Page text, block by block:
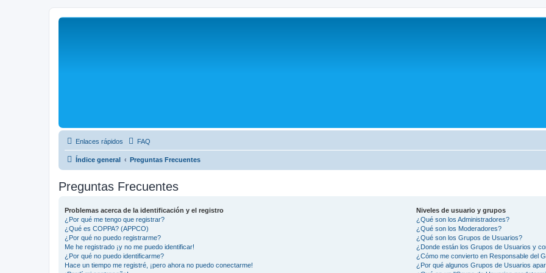
Enlaces rápidos FAQ
Índice general Preguntas Frecuentes
Preguntas Frecuentes
Problemas acerca de la identificación y el registro
¿Por qué me tengo que registrar?
¿Qué es COPPA? (APPCO)
¿Por qué no puedo registrarme?
Me he registrado ¡y no me puedo identificar!
¿Por qué no puedo identificarme?
Hace un tiempo me registré, ¡pero ahora no puedo conectarme!
Niveles de usuario y grupos
¿Qué son los Administradores?
¿Qué son los Moderadores?
¿Qué son los Grupos de Usuarios?
¿Donde están los Grupos de Usuarios y
¿Cómo me convierto en Responsable del
¿Por qué algunos Grupos de Usuarios